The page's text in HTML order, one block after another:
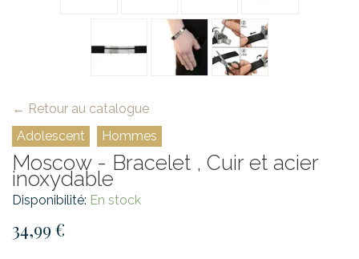
← Retour au catalogue
Adolescent
Hommes
Moscow - Bracelet , Cuir et acier
inoxydable
Disponibilité: En stock
34,99 €